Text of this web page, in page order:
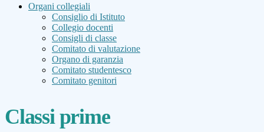
Organi collegiali
Consiglio di Istituto
Collegio docenti
Consigli di classe
Comitato di valutazione
Organo di garanzia
Comitato studentesco
Comitato genitori
Classi prime